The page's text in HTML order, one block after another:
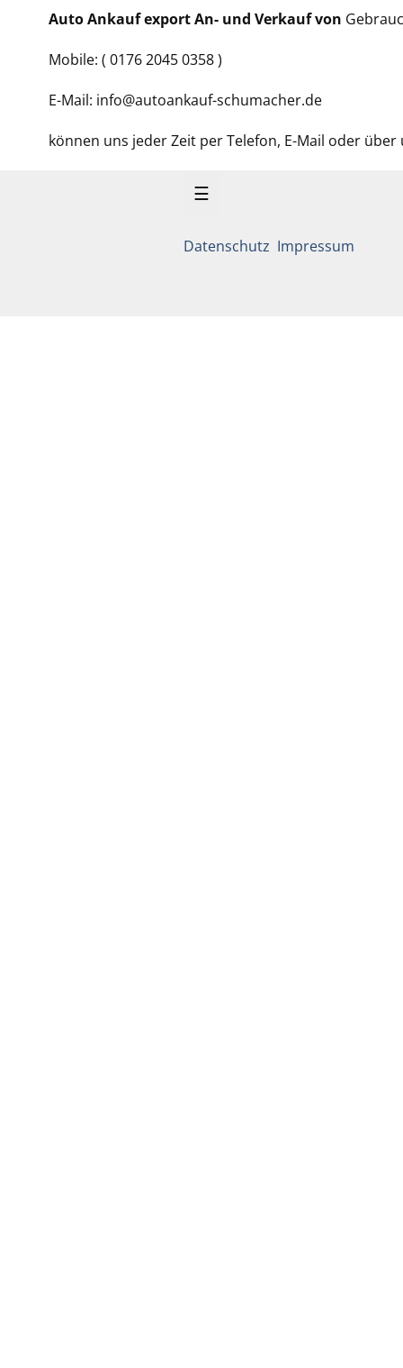
Auto Ankauf export An- und Verkauf von
Mobile: ( 0176 2045 0358 )
E-Mail: info@autoankauf-schumacher.de
können uns jeder Zeit per Telefon, E-Mail oder
☰
Datenschutz Impressum